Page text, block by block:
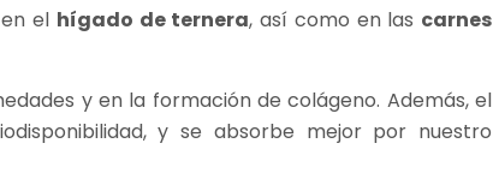
el hígado de ternera, así como en las carnes
y en la formación de colágeno. Además, el
y se absorbe mejor por nuestro